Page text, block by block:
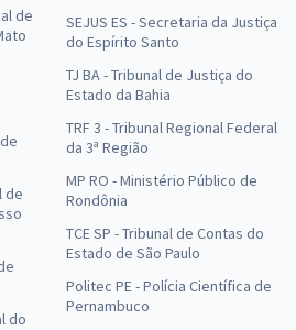
de
de
do
SEJUS ES - Secretaria da Justiça
do Espírito Santo
TJ BA - Tribunal de Justiça do
Estado da Bahia
TRF 3 - Tribunal Regional Federal
da 3ª Região
MP RO - Ministério Público de
Rondônia
TCE SP - Tribunal de Contas do
Estado de São Paulo
Politec PE - Polícia Científica de
Pernambuco